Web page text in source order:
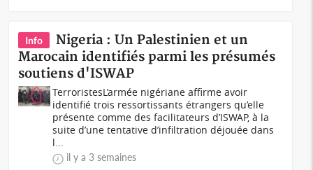
Info
Nigeria : Un Palestinien et un
Marocain identifiés parmi les présumés
soutiens d'ISWAP
TerroristesL’armée nigériane affirme avoir
identifié trois ressortissants étrangers qu’elle
présente comme des facilitateurs d’ISWAP, à la
suite d’une tentative d’infiltration déjouée dans
l...
il y a 3 semaines